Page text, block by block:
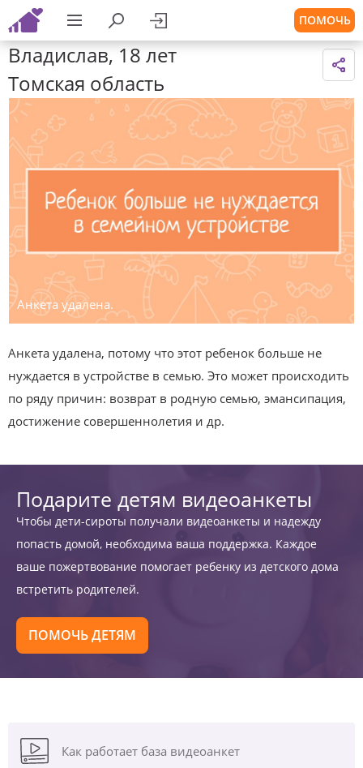
ПОМОЧЬ
Владислав, 18 лет
Томская область
Анкета удалена.
Анкета удалена, потому что этот ребенок больше не
нуждается в устройстве в семью. Это может происходить
по ряду причин: возврат в родную семью, эмансипация,
достижение совершеннолетия и др.
Подарите детям видеоанкеты
Чтобы дети-сироты получали видеоанкеты и надежду
попасть домой, необходима ваша поддержка. Каждое
ваше пожертвование помогает ребенку из детского дома
встретить родителей.
ПОМОЧЬ ДЕТЯМ
Как работает база видеоанкет